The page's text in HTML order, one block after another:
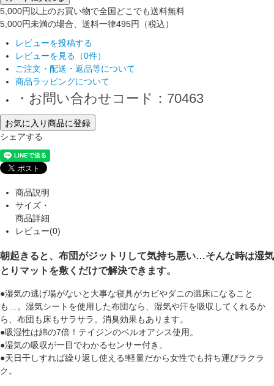
5,000円以上のお買い物で全国どこでも送料無料
5,000円未満の場合、送料一律495円（税込）
レビューを投稿する
レビューを見る（0件）
ご注文・配送・返品等について
商品ラッピングについて
・お問い合わせコード：70463
お気に入り商品に登録
シェアする
商品説明
サイズ・
商品詳細
レビュー(0)
朝起きると、布団がジットリして気持ち悪い…そんな時は湿気
とりマットを敷くだけで解決できます。
●湿気の逃げ場がないと大事な寝具がカビやダニの温床になること
も…。湿気シートを使用した布団なら、湿気や汗を吸収してくれるか
ら、布団も床もサラサラ。消臭効果もあります。
●吸湿性は綿の7倍！テイジンのベルオアシス使用。
●湿気の吸収が一目でわかるセンサー付き。
●天日干しすれば繰り返し使える!軽量だから女性でも持ち運びラクラ
ク。